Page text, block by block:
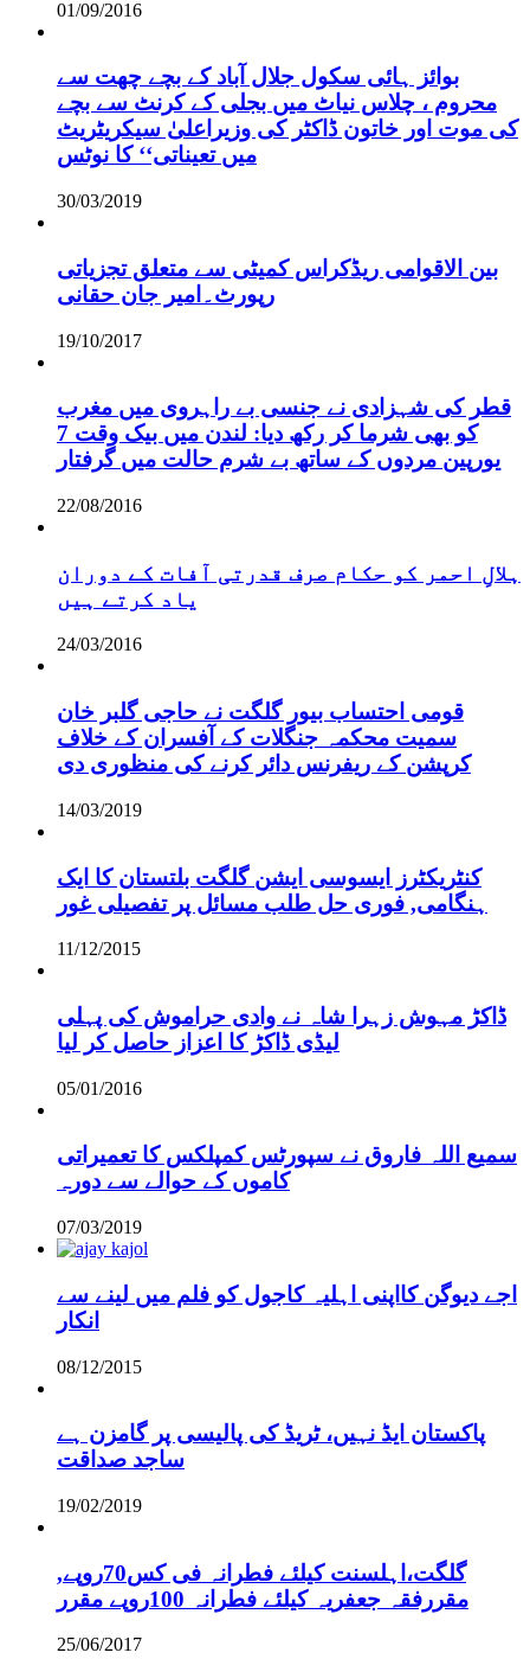
01/09/2016
بوائز ہائی سکول جلال آباد کے بچے چھت سے
محروم ، چلاس نیاٹ میں بجلی کے کرنٹ سے بچے
کی موت اور خاتون ڈاکٹر کی وزیراعلیٰ سیکریٹریٹ
میں تعیناتی‘‘ کا نوٹس
30/03/2019
بین الاقوامی ریڈکراس کمیٹی سے متعلق تجزیاتی
رپورٹ۔امیر جان حقانی
19/10/2017
قطر کی شہزادی نے جنسی بے راہروی میں مغرب
کو بھی شرما کر رکھ دیا: لندن میں بیک وقت 7
یورپین مردوں کے ساتھ بے شرم حالت میں گرفتار
22/08/2016
ہلالِ احمر کو حکام صرف قدرتی آفات کے دوران
یاد کرتے ہیں
24/03/2016
قومی احتساب بیور گلگت نے حاجی گلبر خان
سمیت محکمہ جنگلات کے آفسران کے خلاف
کرپشن کے ریفرنس دائر کرنے کی منظوری دی
14/03/2019
کنٹریکٹرز ایسوسی ایشن گلگت بلتستان کا ایک
ہنگامی, فوری حل طلب مسائل پر تفصیلی غور
11/12/2015
ڈاکڑ مہوش زہرا شاہ نے وادی حراموش کی پہلی
لیڈی ڈاکڑ کا اعزاز حاصل کر لیا
05/01/2016
سمیع اللہ فاروق نے سپورٹس کمپلکس کا تعمیراتی
کاموں کے حوالے سے دورہ
07/03/2019
اجے دیوگن کااپنی اہلیہ کاجول کو فلم میں لینے سے
انکار
08/12/2015
پاکستان ایڈ نہیں، ٹریڈ کی پالیسی پر گامزن ہے
ساجد صداقت
19/02/2019
,گلگت،اہلسنت کیلئے فطرانہ فی کس70روپے
مقررفقہ جعفریہ کیلئے فطرانہ 100روپے مقرر
25/06/2017